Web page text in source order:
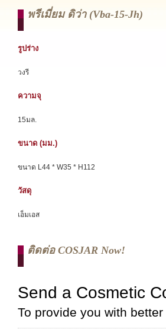
พรีเมี่ยม ดิว่า (vba-15-Jh)
รูปร่าง
วงรี
ความจุ
15มล.
ขนาด (มม.)
ขนาด L44 * W35 * H112
วัสดุ
เอ็มเอส
ติดต่อ COSJAR Now!